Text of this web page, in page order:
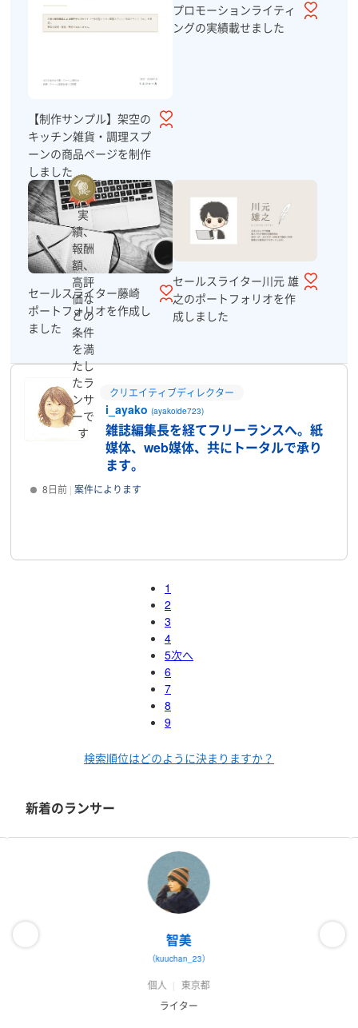
【制作サンプル】架空の
キッチン雑貨・調理スプ
ーンの商品ページを制作
しました
プロモーションライティ
ングの実績載せました
セールスライター藤崎
ポートフォリオを作成し
ました
セールスライター川元 雄
之のポートフォリオを作
成しました
実
績、
報酬
額、
高評
価な
どの
条件
を満
たし
たラ
ンサ
ーで
す
クリエイティブディレクター
i_ayako(ayakoide723)
雑誌編集長を経てフリーランスへ。紙
媒体、web媒体、共にトータルで承り
ます。
8日前 案件によります
1
2
3
4
5
6
7
8
9
次へ
検索順位はどのように決まりますか？
新着のランサー
智美
（kuuchan_23）
個人
東京都
ライター